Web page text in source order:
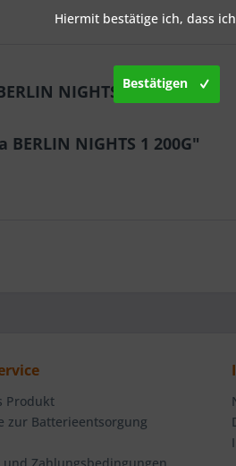
NIGHTS 1 200G"
NIGHTS 1 200G"
Produkt
zur Batterieentsorgung
Hiermit bestätige ich, dass
Bestätigen